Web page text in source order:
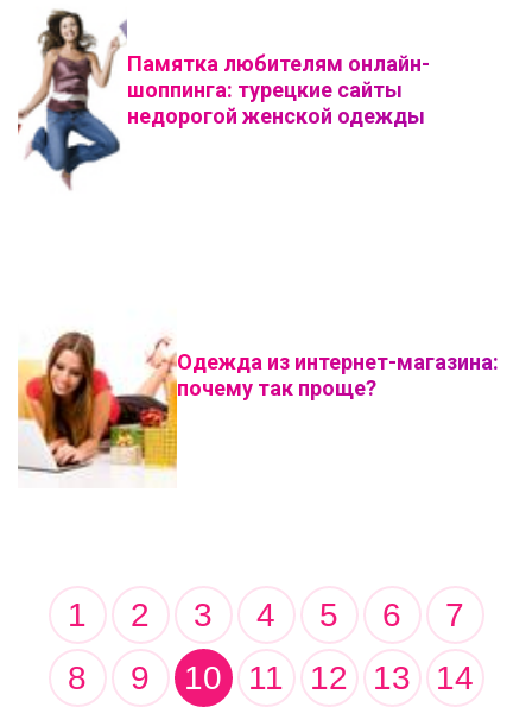
Памятка любителям онлайн-
шоппинга: турецкие сайты
недорогой женской одежды
Одежда из интернет-магазина:
почему так проще?
1 2 3 4 5 6
7
8
9 10 11 12 13 14